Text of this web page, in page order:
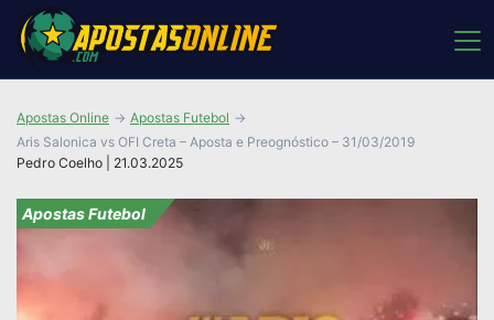
Pedro Coelho | 21.03.2025
Apostas Online
Apostas Futebol
Aris Salonica vs OFI Creta – Aposta e Preognóstico – 31/03/2019
Apostas Futebol